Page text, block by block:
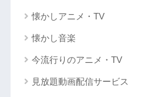
懐かしアニメ・TV
懐かし音楽
今流行りのアニメ・TV
見放題動画配信サービス